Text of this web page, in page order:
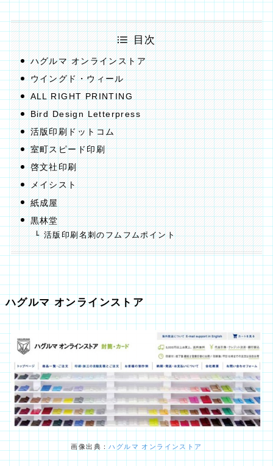
目次
ハグルマ オンラインストア
ウイングド・ウィール
ALL RIGHT PRINTING
Bird Design Letterpress
活版印刷ドットコム
室町スピード印刷
啓文社印刷
メイシスト
紙成屋
黒林堂
活版印刷名刺のフムフムポイント
ハグルマ オンラインストア
画像出典：ハグルマ オンラインストア